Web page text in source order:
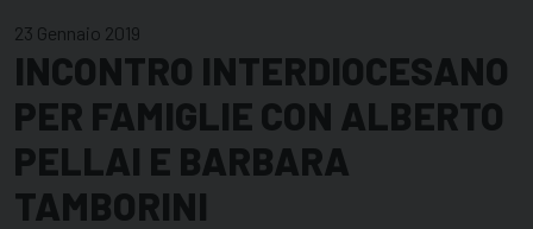
23 Gennaio 2019
INCONTRO INTERDIOCESANO
PER FAMIGLIE CON ALBERTO
PELLAI E BARBARA
TAMBORINI